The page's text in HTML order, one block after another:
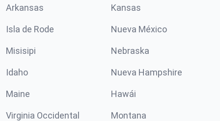
Arkansas Kansas
Isla de Rode Nueva México
Misisipi Nebraska
Idaho Nueva Hampshire
Maine Hawái
Virginia Occidental Montana